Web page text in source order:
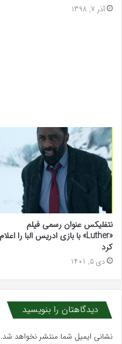
آذر 7, 1398
نتفلیکس عنوان رسمی فیلم
«Luther» با بازی ادریس البا را اعلام
کرد
دی 5, 1401
دیدگاهتان را بنویسید
نشانی ایمیل شما منتشر نخواهد شد.